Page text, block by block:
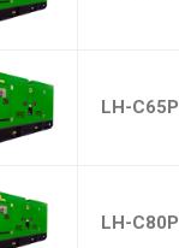
LH-C65P
LH-C80P